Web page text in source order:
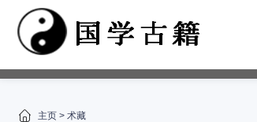
主页 > 术藏